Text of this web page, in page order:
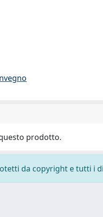
prodotto.
da copyright e tutti i